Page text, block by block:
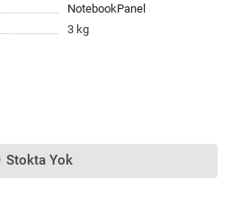
NotebookPanel
3 kg
Stokta Yok